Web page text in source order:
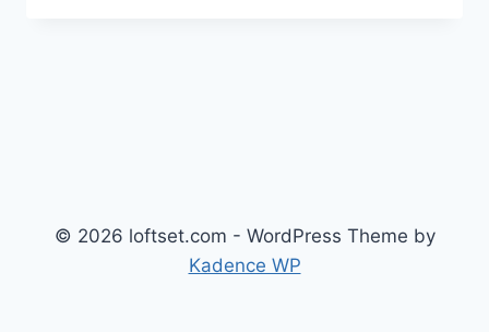
© 2026 loftset.com - WordPress Theme by
Kadence WP